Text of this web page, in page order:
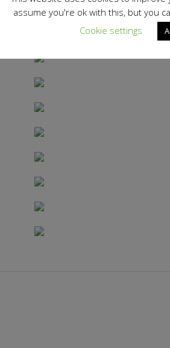
assume you're ok with this, but you
Cookie settings